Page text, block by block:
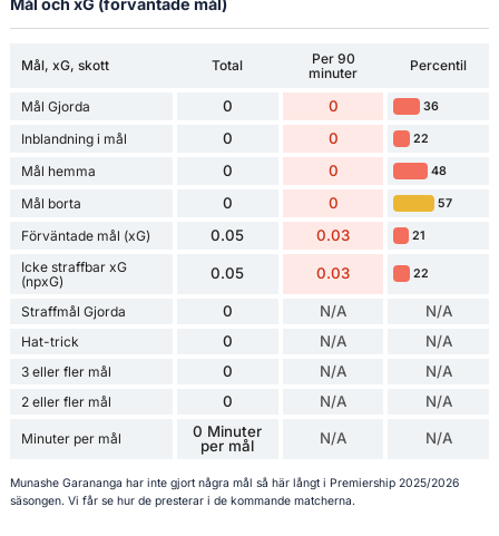
Mål och xG (förväntade mål)
Mål, xG, skott Total
Per 90
minuter
Percentil
Mål Gjorda 0 0 36
Inblandning i mål 0 0 22
Mål hemma 0 0 48
Mål borta 0 0 57
Förväntade mål (xG) 0.05 0.03 21
Icke straffbar xG
(npxG)
0.05 0.03 22
Straffmål Gjorda 0 N/A N/A
Hat-trick 0 N/A N/A
3 eller fler mål 0 N/A N/A
2 eller fler mål 0 N/A N/A
Minuter per mål
0 Minuter
per mål
N/A N/A
Munashe Garananga har inte gjort några mål så här långt i Premiership 2025/2026
säsongen. Vi får se hur de presterar i de kommande matcherna.